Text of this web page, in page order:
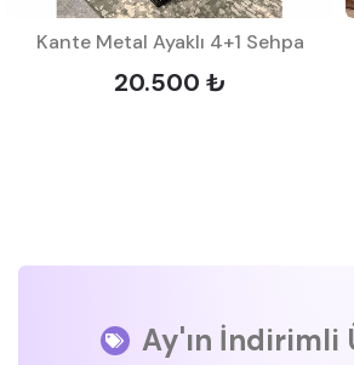
Kante Metal Ayaklı 4+1 Sehpa
20.500 ₺
Ay'ın İndirimli